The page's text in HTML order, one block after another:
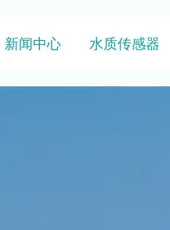
新闻中心 水质传感器